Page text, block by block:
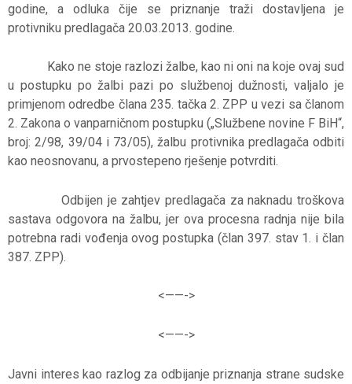
godine, a odluka čije se priznanje traži dostavljena je
protivniku predlagača 20.03.2013. godine.
Kako ne stoje razlozi žalbe, kao ni oni na koje ovaj sud
u postupku po žalbi pazi po službenoj dužnosti, valjalo je
primjenom odredbe člana 235. tačka 2. ZPP u vezi sa članom
2. Zakona o vanparničnom postupku („Službene novine F BiH“,
broj: 2/98, 39/04 i 73/05), žalbu protivnika predlagača odbiti
kao neosnovanu, a prvostepeno rješenje potvrditi.
Odbijen je zahtjev predlagača za naknadu troškova
sastava odgovora na žalbu, jer ova procesna radnja nije bila
potrebna radi vođenja ovog postupka (član 397. stav 1. i član
387. ZPP).
<——->
<——->
Javni interes kao razlog za odbijanje priznanja strane sudske